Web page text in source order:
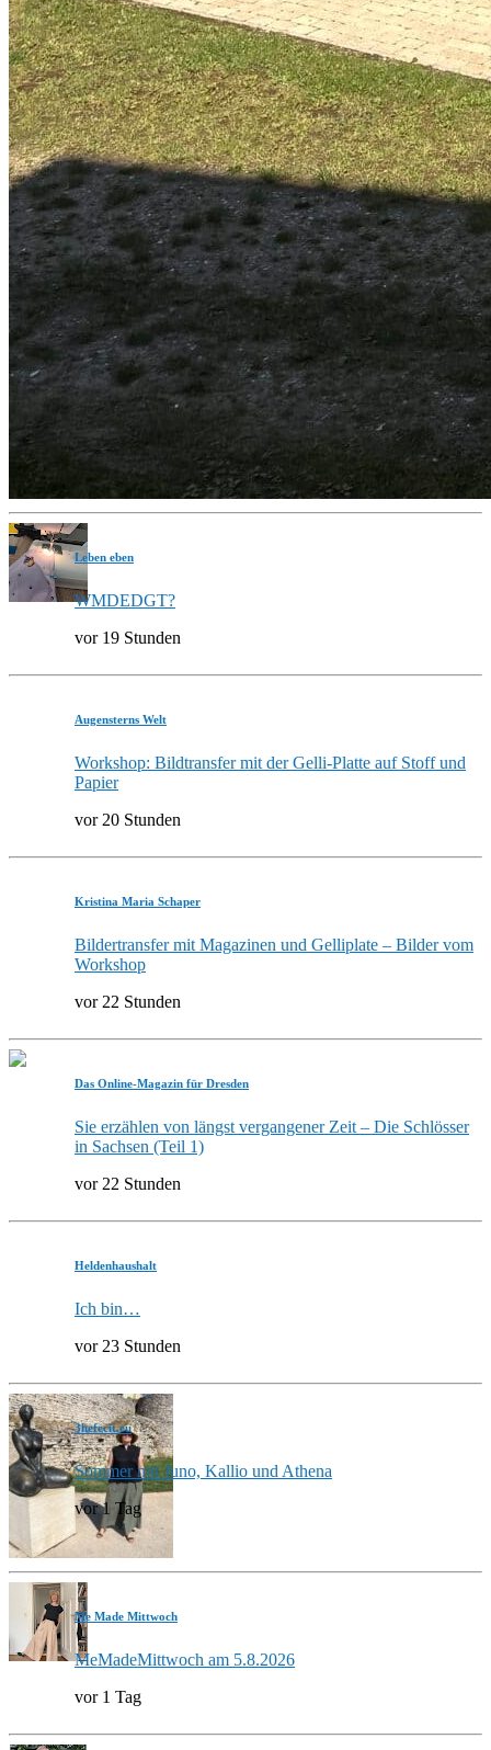
Leben eben
WMDEDGT?
vor 19 Stunden
Augensterns Welt
Workshop: Bildtransfer mit der Gelli-Platte auf Stoff und
Papier
vor 20 Stunden
Kristina Maria Schaper
Bildertransfer mit Magazinen und Gelliplate – Bilder vom
Workshop
vor 22 Stunden
Das Online-Magazin für Dresden
Sie erzählen von längst vergangener Zeit – Die Schlösser
in Sachsen (Teil 1)
vor 22 Stunden
Heldenhaushalt
Ich bin…
vor 23 Stunden
3hefecit.eu
Sommer mit Juno, Kallio und Athena
vor 1 Tag
Me Made Mittwoch
MeMadeMittwoch am 5.8.2026
vor 1 Tag